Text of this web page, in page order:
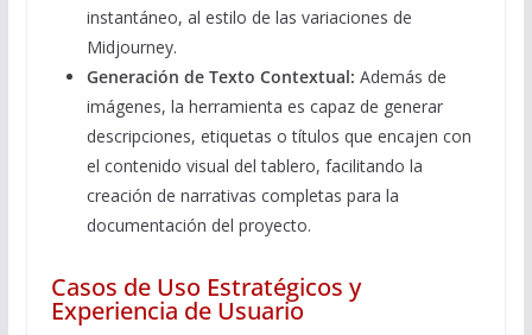
instantáneo, al estilo de las variaciones de
Midjourney.
Generación de Texto Contextual: Además de
imágenes, la herramienta es capaz de generar
descripciones, etiquetas o títulos que encajen con
el contenido visual del tablero, facilitando la
creación de narrativas completas para la
documentación del proyecto.
Casos de Uso Estratégicos y
Experiencia de Usuario